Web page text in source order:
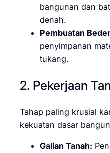
bangunan dan
denah.
Pembuatan
penyimpanan
tukang.
2. Pekerjaan
Tahap paling krusial
kekuatan dasar
Galian Tanah: